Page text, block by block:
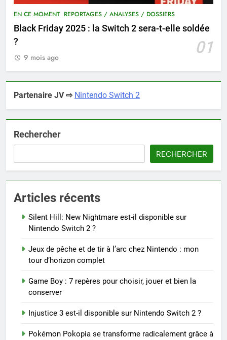
EN CE MOMENT REPORTAGES / ANALYSES / DOSSIERS
Black Friday 2025 : la Switch 2 sera-t-elle soldée
?
01
9 mois ago
Partenaire JV ⇨ Nintendo Switch 2
Rechercher
RECHERCHER
Articles récents
Silent Hill: New Nightmare est-il disponible sur
Nintendo Switch 2 ?
Jeux de pêche et de tir à l’arc chez Nintendo : mon
tour d’horizon complet
Game Boy : 7 repères pour choisir, jouer et bien la
conserver
Injustice 3 est-il disponible sur Nintendo Switch 2 ?
Pokémon Pokopia se transforme radicalement grâce à